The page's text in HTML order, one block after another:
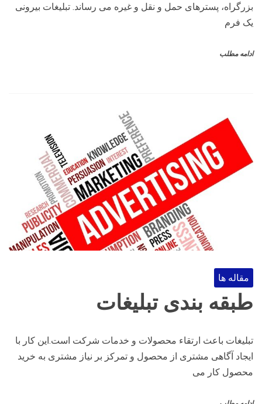
بزرگراه، پسترهای حمل و نقل و غیره می رساند. تبلیغات بیرونی
یک فرم
ادامه مطلب
مقاله ها
طبقه بندی تبلیغات
تبلیغات باعث ارتقاء محصولات و خدمات شرکت است.این کار با
ایجاد آگاهی مشتری از محصول و تمرکز بر نیاز مشتری به خرید
محصول کار می